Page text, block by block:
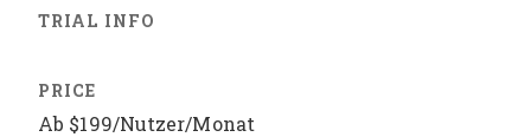
Ab $199/Nutzer/Monat